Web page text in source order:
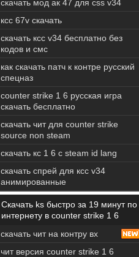
скачать мод ак 47 для css v34
ксс 67v скачать
скачать ксс v34 бесплатно без
кодов и смс
как скачать патч к контре русский
спецназ
counter strike 1 6 русская игра
скачать бесплатно
скачать чит для counter strike
source non steam
скачать кс 1 6 с steam id lang
скачать спрей для ксс v34
анимированные
Скачать ks быстро за 19 минут по
интернету в counter strike 1 6
скачать чит на контру вх
чит версия counter strike 1 6